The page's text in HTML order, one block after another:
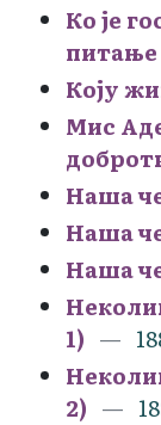
Ко је
питање
Коју
Мис
Наша
Наша
Наша
1)
2)